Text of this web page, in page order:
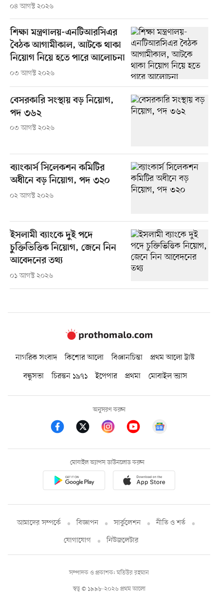
০৪ আগস্ট ২০২৬
শিক্ষা মন্ত্রণালয়-এনটিআরসিএর
বৈঠক আগামীকাল, আটকে থাকা
নিয়োগ নিয়ে হতে পারে আলোচনা
০৩ আগস্ট ২০২৬
বেসরকারি সংস্থায় বড় নিয়োগ,
পদ ৩৬২
০৩ আগস্ট ২০২৬
ব্যাংকার্স সিলেকশন কমিটির
অধীনে বড় নিয়োগ, পদ ৩২০
০২ আগস্ট ২০২৬
ইসলামী ব্যাংকে দুই পদে
চুক্তিভিত্তিক নিয়োগ, জেনে নিন
আবেদনের তথ্য
০১ আগস্ট ২০২৬
নাগরিক সংবাদ কিশোর আলো বিজ্ঞানচিন্তা
প্রথম আলো ট্রাস্ট
বন্ধুসভা
চিরন্তন ১৯৭১ ইপেপার প্রথমা মোবাইল ভ্যাস
অনুসরণ করুন
মোবাইল অ্যাপস ডাউনলোড করুন
আমাদের সম্পর্কে বিজ্ঞাপন সার্কুলেশন
নীতি ও শর্ত
যোগাযোগ
নিউজলেটার
স্বত্ব © ১৯৯৮-২০২৬ প্রথম আলো
সম্পাদক ও প্রকাশক: মতিউর রহমান